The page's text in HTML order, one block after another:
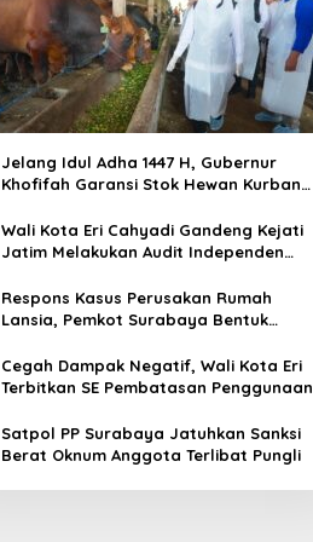
Jelang Idul Adha 1447 H, Gubernur
Khofifah Garansi Stok Hewan Kurban
Wali Kota Eri Cahyadi Gandeng Kejati
Jatim Melakukan Audit Independen
Respons Kasus Perusakan Rumah
Lansia, Pemkot Surabaya Bentuk
Cegah Dampak Negatif, Wali Kota Eri
Terbitkan SE Pembatasan Penggunaan
Satpol PP Surabaya Jatuhkan Sanksi
Berat Oknum Anggota Terlibat Pungli